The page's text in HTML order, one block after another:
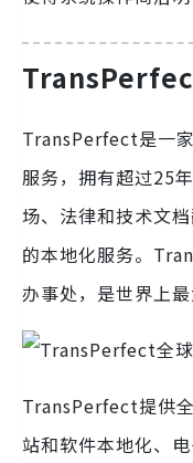
TransPerfect是一
服务，拥有超过25
场、法律和技术文
的本地化服务。
办事处，是世界上
TransPerfect提供
站和软件本地化、